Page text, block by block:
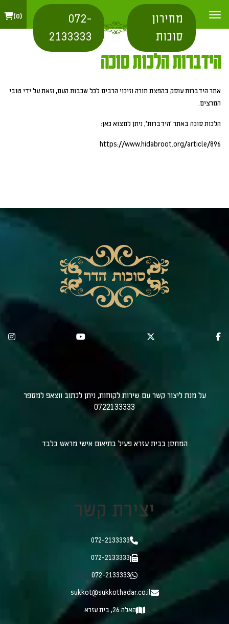
מחירון
סוכות
072-
2133333
0
הידברות הלכות סוכה
אתר הידברות עוסק בהפצת תורה וזיכוי הרבים לכל שכבות העם, וזאת על ידי טובי
המרצים.
הלכות סוכה באתר 'הידברות', ניתן למצוא כאן:
https://www.hidabroot.org/article/896
על מנת ליצור קשר עם שירות לקוחות, ניתן לכתוב ווצאפ למספר
0722133333
המחסן בבית עזרא פעיל בתיאום אישי מראש בלבד
יצירת קשר
072-2133333
072-2133333
072-2133333
sukkot@sukkothadar.co.il
האלה 26, בית עזרא